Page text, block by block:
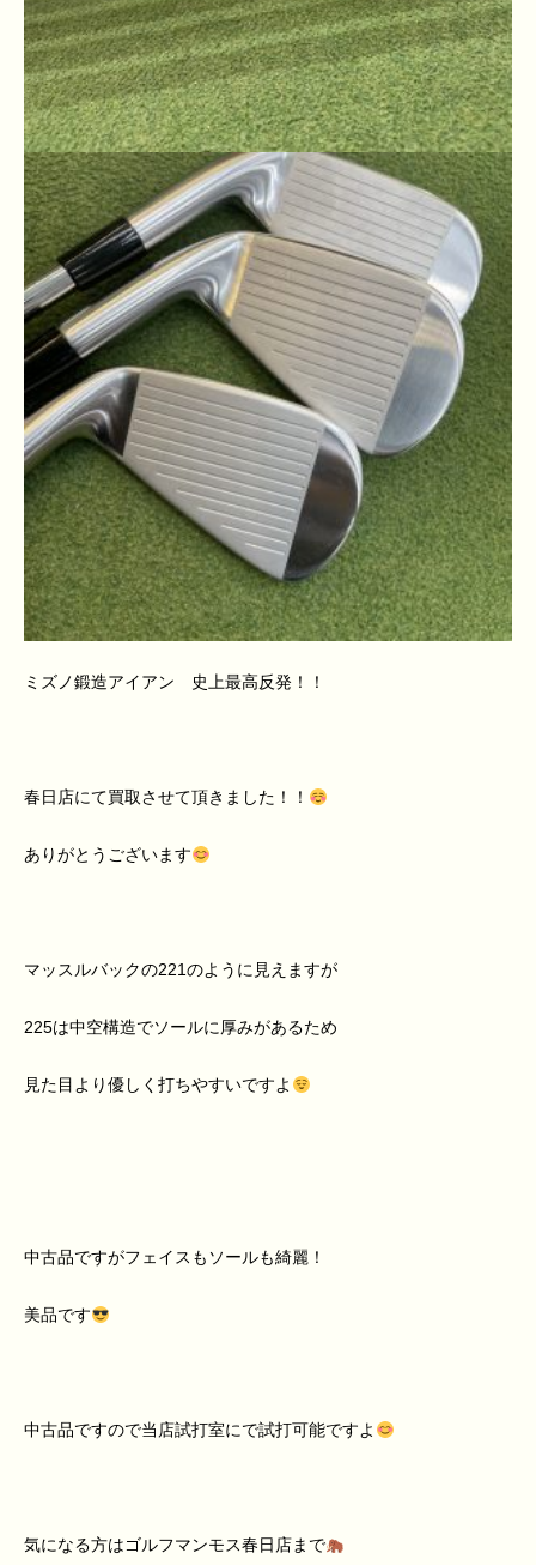
ミズノ鍛造アイアン 史上最高反発！！
春日店にて買取させて頂きました！！
ありがとうございます
マッスルバックの221のように見えますが
225は中空構造でソールに厚みがあるため
見た目より優しく打ちやすいですよ
中古品ですがフェイスもソールも綺麗！
美品です
中古品ですので当店試打室にで試打可能ですよ
気になる方はゴルフマンモス春日店まで